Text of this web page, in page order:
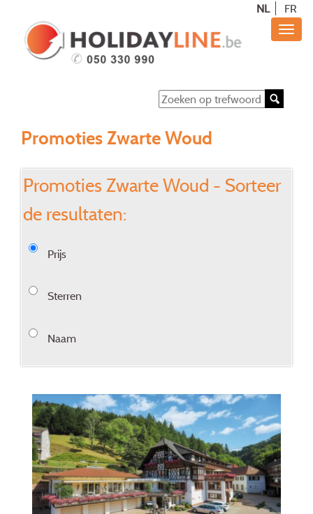
NL FR
Promoties Zwarte Woud
Promoties Zwarte Woud - Sorteer
de resultaten:
Prijs
Sterren
Naam